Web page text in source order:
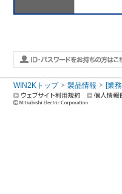
WIN2Kトップ 製品情報 [業